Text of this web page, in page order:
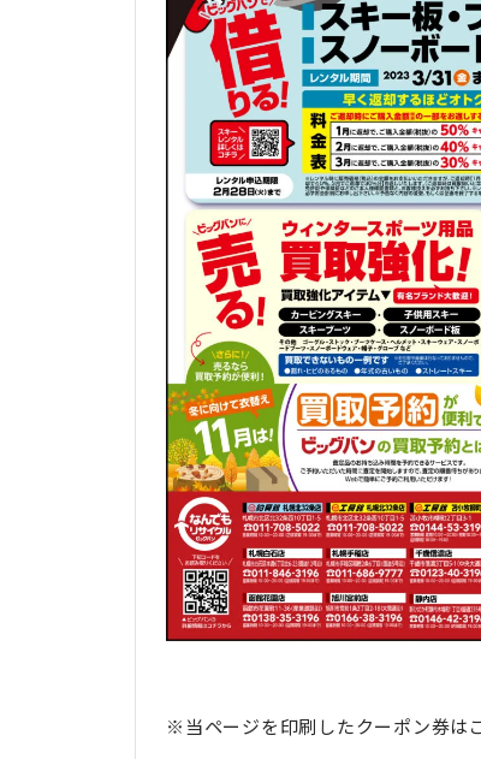
※当ページを印刷したクーポン券は